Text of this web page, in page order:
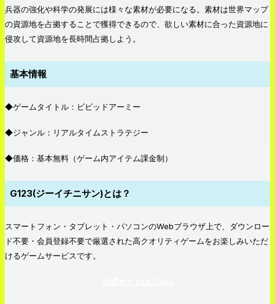
兵器の強化や科学の発展には様々な素材が必要になる。素材は世界マップ
の資源地を占拠することで獲得できるので、欲しい素材に合った資源地に
侵攻して資源地を長時間占拠しよう。
基本情報
◆ゲームタイトル：ビビッドアーミー
◆ジャンル：リアルタイムストラテジー
◆価格：基本無料（ゲーム内アイテム課金制）
G123(ジーイチニサン)とは？
スマートフォン・タブレット・パソコンのWebブラウザ上で、ダウンロー
ド不要・会員登録不要で厳選された高クオリティゲームをお楽しみいただ
けるゲームサービスです。